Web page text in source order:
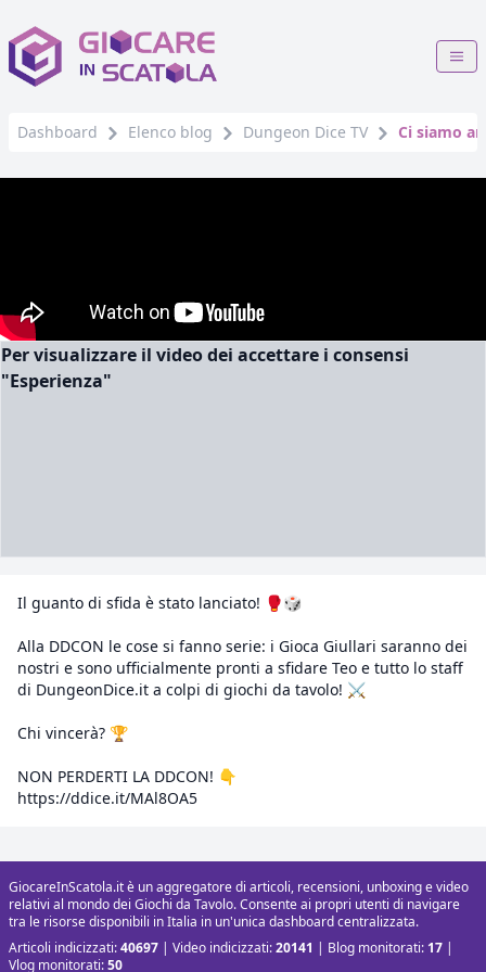
Dashboard Elenco blog Dungeon Dice TV Ci siamo
Per visualizzare il video dei accettare i consensi
"Esperienza"
Il guanto di sfida è stato lanciato! 🥊🎲
Alla DDCON le cose si fanno serie: i Gioca Giullari saranno dei
nostri e sono ufficialmente pronti a sfidare Teo e tutto lo staff
di DungeonDice.it a colpi di giochi da tavolo! ⚔️
Chi vincerà? 🏆
NON PERDERTI LA DDCON! 👇
https://ddice.it/MAl8OA5
GiocareInScatola.it è un aggregatore di articoli, recensioni, unboxing e video
relativi al mondo dei Giochi da Tavolo. Consente ai propri utenti di navigare
tra le risorse disponibili in Italia in un'unica dashboard centralizzata.
Articoli indicizzati:40697 | Video indicizzati:20141 | Blog monitorati: 17 |
Vlog monitorati:50